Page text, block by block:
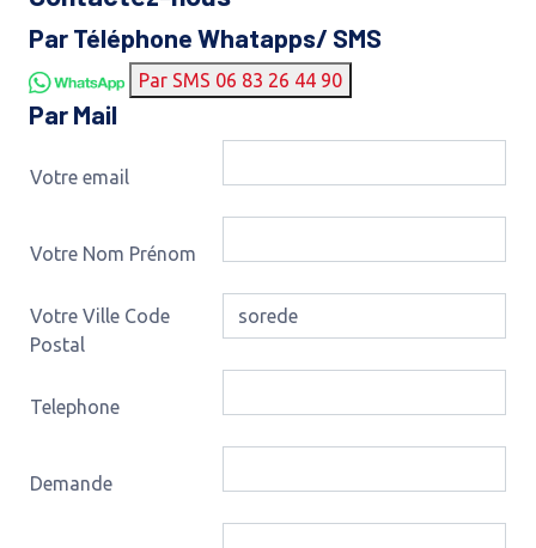
Par Téléphone Whatapps/ SMS
Par SMS 06 83 26 44 90
Par Mail
Votre email
Votre Nom Prénom
Votre Ville Code
Postal
Telephone
Demande